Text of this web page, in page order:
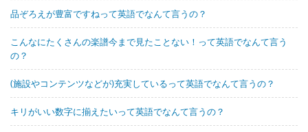
品ぞろえが豊富ですねって英語でなんて言うの？
こんなにたくさんの楽譜今まで見たことない！って英語でなんて言う
の？
(施設やコンテンツなどが)充実しているって英語でなんて言うの？
キリがいい数字に揃えたいって英語でなんて言うの？